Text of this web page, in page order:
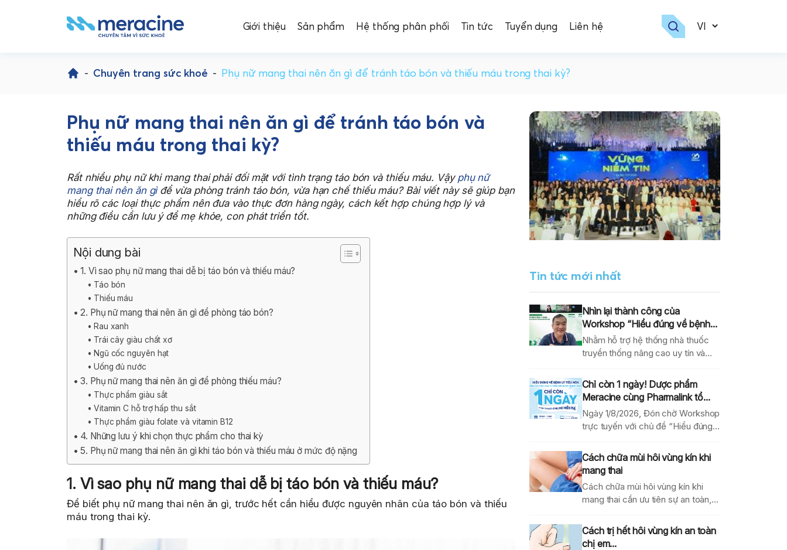
Giới thiệu Sản phẩm Hệ thống phân phối Tin tức Tuyển dụng Liên hệ
- Chuyên trang sức khoẻ - Phụ nữ mang thai nên ăn gì để tránh táo bón và thiếu máu trong thai kỳ?
Phụ nữ mang thai nên ăn gì để tránh táo bón và
thiếu máu trong thai kỳ?
Rất nhiều phụ nữ khi mang thai phải đối mặt với tình trạng táo bón và thiếu máu. Vậy phụ nữ
mang thai nên ăn gìđể vừa phòng tránh táo bón, vừa hạn chế thiếu máu? Bài viết này sẽ giúp bạn
hiểu rõ các loại thực phẩm nên đưa vào thực đơn hàng ngày, cách kết hợp chúng hợp lý và
những điều cần lưu ý để mẹ khỏe, con phát triển tốt.
Nội dung bài
1. Vì sao phụ nữ mang thai dễ bị táo bón và thiếu máu?
Táo bón
Thiếu máu
2. Phụ nữ mang thai nên ăn gì để phòng táo bón?
Rau xanh
Trái cây giàu chất xơ
Ngũ cốc nguyên hạt
Uống đủ nước
3. Phụ nữ mang thai nên ăn gì để phòng thiếu máu?
Thực phẩm giàu sắt
Vitamin C hỗ trợ hấp thu sắt
Thực phẩm giàu folate và vitamin B12
4. Những lưu ý khi chọn thực phẩm cho thai kỳ
5. Phụ nữ mang thai nên ăn gì khi táo bón và thiếu máu ở mức độ nặng
1. Vì sao phụ nữ mang thai dễ bị táo bón và thiếu máu?
Để biết phụ nữ mang thai nên ăn gì, trước hết cần hiểu được nguyên nhân của táo bón và thiếu
máu trong thai kỳ.
Tin tức mới nhất
Nhìn lại thành công của
Workshop “Hiểu đúng về bệnh...
Nhằm hỗ trợ hệ thống nhà thuốc
truyền thống nâng cao uy tín và
Chỉ còn 1 ngày! Dược phẩm
Meracine cùng Pharmalink tổ...
Ngày 1/8/2026, Đón chờ Workshop
trực tuyến với chủ đề “Hiểu đúng
Cách chữa mùi hôi vùng kín khi
mang thai
Cách chữa mùi hôi vùng kín khi
mang thai cần ưu tiên sự an toàn,...
Cách trị hết hôi vùng kín an toàn
chị em...